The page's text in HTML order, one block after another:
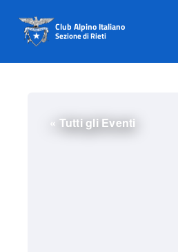
Club Alpino Italiano
Sezione di Rieti
« Tutti gli Eventi